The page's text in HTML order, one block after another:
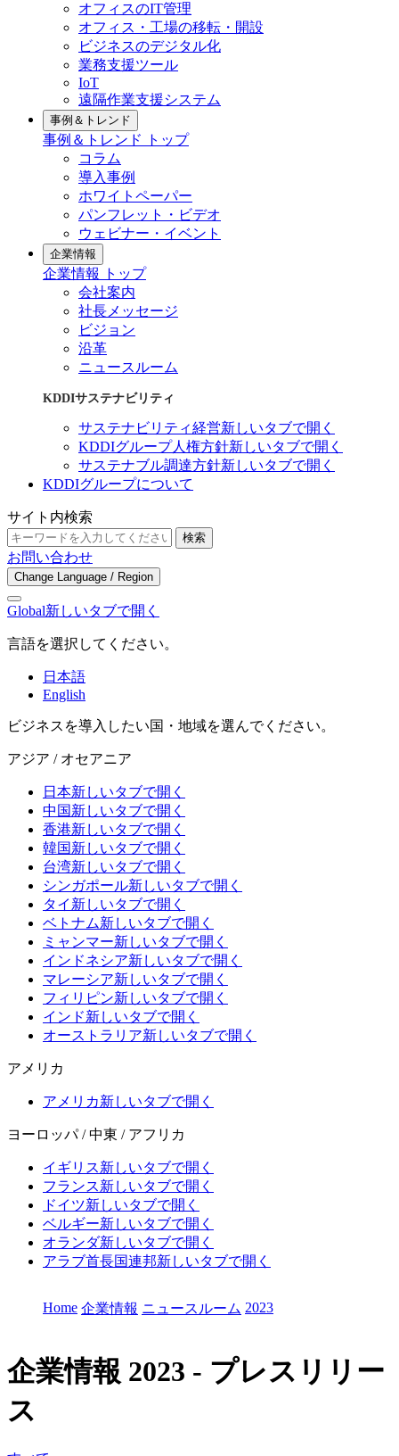
オフィスのIT管理
オフィス・工場の移転・開設
ビジネスのデジタル化
業務支援ツール
IoT
遠隔作業支援システム
事例＆トレンド
事例＆トレンド トップ
コラム
導入事例
ホワイトペーパー
パンフレット・ビデオ
ウェビナー・イベント
企業情報
企業情報 トップ
会社案内
社長メッセージ
ビジョン
沿革
ニュースルーム
KDDIサステナビリティ
サステナビリティ経営新しいタブで開く
KDDIグループ人権方針新しいタブで開く
サステナブル調達方針新しいタブで開く
KDDIグループについて
サイト内検索
検索
お問い合わせ
Change Language / Region
Global新しいタブで開く
言語を選択してください。
日本語
English
ビジネスを導入したい国・地域を選んでください。
アジア / オセアニア
日本新しいタブで開く
中国新しいタブで開く
香港新しいタブで開く
韓国新しいタブで開く
台湾新しいタブで開く
シンガポール新しいタブで開く
タイ 新しいタブで開く
ベトナム新しいタブで開く
ミャンマー新しいタブで開く
インドネシア新しいタブで開く
マレーシア新しいタブで開く
フィリピン新しいタブで開く
インド新しいタブで開く
オーストラリア新しいタブで開く
アメリカ
アメリカ新しいタブで開く
ヨーロッパ / 中東 / アフリカ
イギリス新しいタブで開く
フランス新しいタブで開く
ドイツ新しいタブで開く
ベルギー新しいタブで開く
オランダ新しいタブで開く
アラブ首長国連邦新しいタブで開く
Home 企業情報 ニュースルーム 2023
企業情報 2023 - プレスリリー
ス